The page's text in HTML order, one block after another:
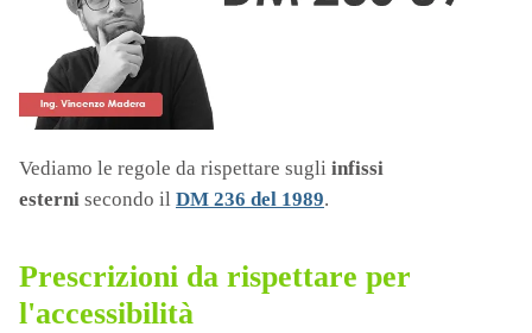
Vediamo le regole da rispettare sugli infissi
esterni secondo il DM 236 del 1989.
Prescrizioni da rispettare per
l'accessibilità